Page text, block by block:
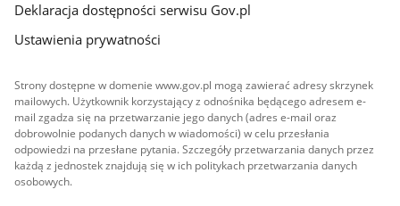
Deklaracja dostępności serwisu Gov.pl
Ustawienia prywatności
Strony dostępne w domenie www.gov.pl mogą zawierać adresy skrzynek
mailowych. Użytkownik korzystający z odnośnika będącego adresem e-
mail zgadza się na przetwarzanie jego danych (adres e-mail oraz
dobrowolnie podanych danych w wiadomości) w celu przesłania
odpowiedzi na przesłane pytania. Szczegóły przetwarzania danych przez
każdą z jednostek znajdują się w ich politykach przetwarzania danych
osobowych.